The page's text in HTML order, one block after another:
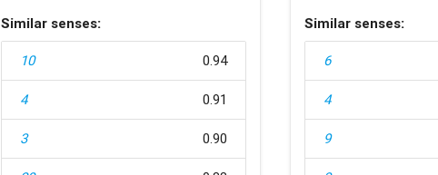
Similar senses:
10 0.94
4 0.91
3 0.90
Similar senses:
6
4
9